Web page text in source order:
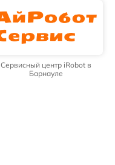
Сервисный центр iRobot в
Барнауле